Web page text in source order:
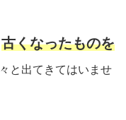
古くなったものを
と出てきてはいませ